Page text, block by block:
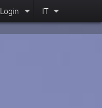
Login IT